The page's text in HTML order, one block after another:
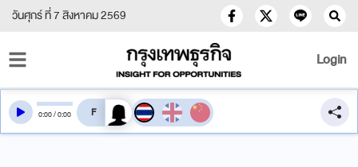
วันศุกร์ ที่ 7 สิงหาคม 2569
Login
0:00/0:00 สลับเสียงอ่าน